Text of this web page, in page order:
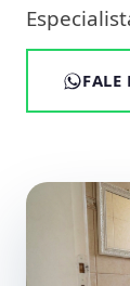
FALE